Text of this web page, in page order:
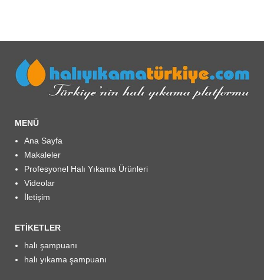
MENÜ
Ana Sayfa
Makaleler
Profesyonel Halı Yıkama Ürünleri
Videolar
İletişim
ETIKETLER
halı şampuanı
halı yıkama şampuanı